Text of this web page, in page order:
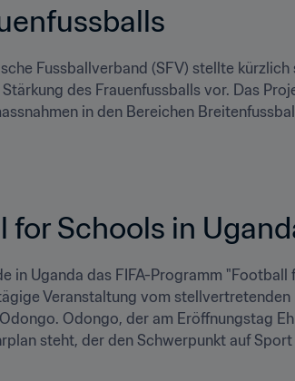
Fussballverband (SFV) stellte
des Frauenfussballs vor. Das
in den Bereichen
for Schools in
in Uganda das FIFA-Programm
Veranstaltung vom
Odongo, der am Eröffnungstag
steht, der den Schwerpunkt auf